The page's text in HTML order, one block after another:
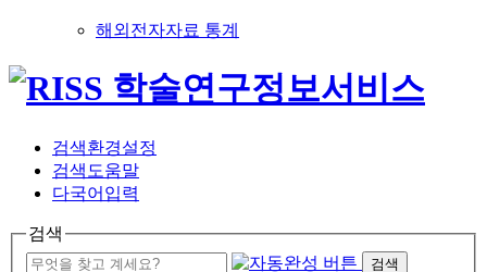
해외전자자료 통계
검색환경설정
검색도움말
다국어입력
검색
검색